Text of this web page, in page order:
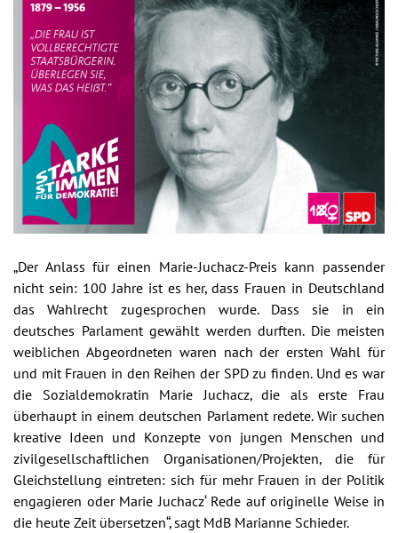
„Der Anlass für einen Marie-Juchacz-Preis kann passender
nicht sein: 100 Jahre ist es her, dass Frauen in Deutschland
das Wahlrecht zugesprochen wurde. Dass sie in ein
deutsches Parlament gewählt werden durften. Die meisten
weiblichen Abgeordneten waren nach der ersten Wahl für
und mit Frauen in den Reihen der SPD zu finden. Und es war
die Sozialdemokratin Marie Juchacz, die als erste Frau
überhaupt in einem deutschen Parlament redete. Wir suchen
kreative Ideen und Konzepte von jungen Menschen und
zivilgesellschaftlichen Organisationen/Projekten, die für
Gleichstellung eintreten: sich für mehr Frauen in der Politik
engagieren oder Marie Juchacz‘ Rede auf originelle Weise in
die heute Zeit übersetzen“, sagt MdB Marianne Schieder.